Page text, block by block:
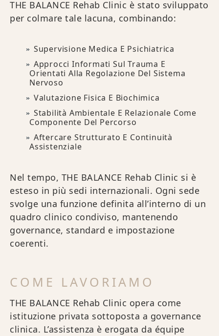
THE BALANCE Rehab Clinic è stato sviluppato
per colmare tale lacuna, combinando:
Supervisione Medica E Psichiatrica
Approcci Informati Sul Trauma E
Orientati Alla Regolazione Del Sistema
Nervoso
Valutazione Fisica E Biochimica
Stabilità Ambientale E Relazionale Come
Componente Del Percorso
Aftercare Strutturato E Continuità
Assistenziale
Nel tempo, THE BALANCE Rehab Clinic si è
esteso in più sedi internazionali. Ogni sede
svolge una funzione definita all’interno di un
quadro clinico condiviso, mantenendo
governance, standard e impostazione
coerenti.
COME LAVORIAMO
THE BALANCE Rehab Clinic opera come
istituzione privata sottoposta a governance
clinica. L’assistenza è erogata da équipe